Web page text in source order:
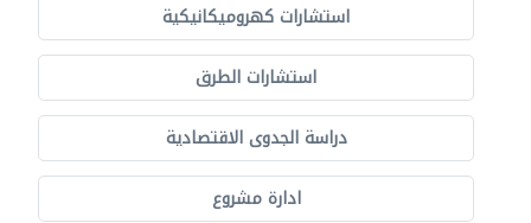
استشارات كهروميكانيكية
استشارات الطرق
دراسة الجدوى الاقتصادية
ادارة مشروع